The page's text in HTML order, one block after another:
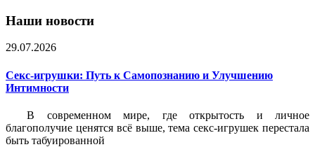
Наши новости
29.07.2026
Секс-игрушки: Путь к Самопознанию и Улучшению
Интимности
В современном мире, где открытость и личное
благополучие ценятся всё выше, тема секс-игрушек перестала
быть табуированной